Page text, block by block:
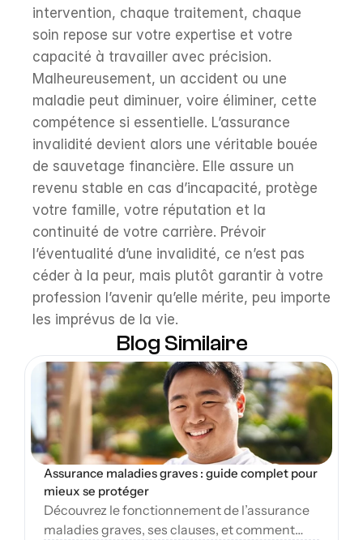
intervention, chaque traitement, chaque
soin repose sur votre expertise et votre
capacité à travailler avec précision.
Malheureusement, un accident ou une
maladie peut diminuer, voire éliminer, cette
compétence si essentielle. L’assurance
invalidité devient alors une véritable bouée
de sauvetage financière. Elle assure un
revenu stable en cas d’incapacité, protège
votre famille, votre réputation et la
continuité de votre carrière. Prévoir
l’éventualité d’une invalidité, ce n’est pas
céder à la peur, mais plutôt garantir à votre
profession l’avenir qu’elle mérite, peu importe
les imprévus de la vie.
Blog Similaire
Blog
Assurance maladies graves : guide complet pour
mieux se protéger
Découvrez le fonctionnement de l’assurance
maladies graves, ses clauses, et comment